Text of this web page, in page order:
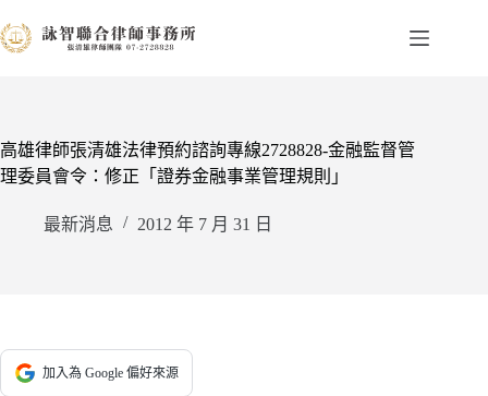
至
容
高雄律師張清雄法律預約諮詢專線2728828-金融監督管
理委員會令：修正「證券金融事業管理規則」
最新消息 2012 年 7 月 31 日
加入為 Google 偏好來源